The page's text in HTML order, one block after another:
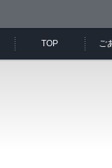
TOP ご